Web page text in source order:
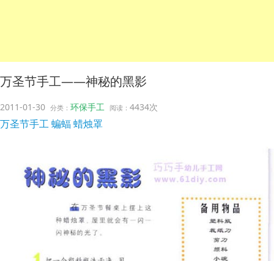
万圣节手工——神秘的黑影
2011-01-30 分类： 环保手工 阅读： 4434次
万圣节手工蝙蝠蜡烛罩